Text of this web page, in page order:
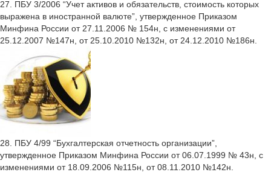
27. ПБУ 3/2006 “Учет активов и обязательств, стоимость которых
выражена в иностранной валюте”, утвержденное Приказом
Минфина России от 27.11.2006 № 154н, с изменениями от
25.12.2007 №147н, от 25.10.2010 №132н, от 24.12.2010 №186н.
28. ПБУ 4/99 “Бухгалтерская отчетность организации”,
утвержденное Приказом Минфина России от 06.07.1999 № 43н, с
изменениями от 18.09.2006 №115н, от 08.11.2010 №142н.